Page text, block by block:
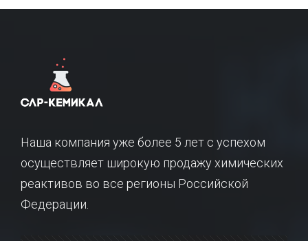
Наша компания уже более 5 лет с успехом
осуществляет широкую продажу химических
реактивов во все регионы Российской
Федерации.